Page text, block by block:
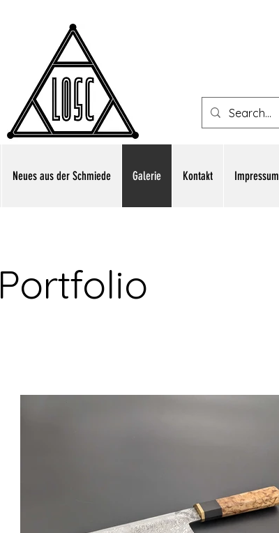
Neues aus der Schmiede Galerie Kontakt Impressum
Portfolio